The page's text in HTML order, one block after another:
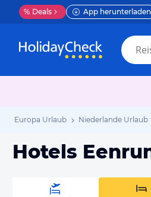
% Deals App herunterladen
Europa Urlaub Niederlande Urlaub
Hotels